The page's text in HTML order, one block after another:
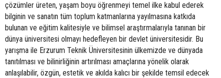
çözümler üreten, yaşam boyu öğrenmeyi temel ilke kabul ederek
bilginin ve sanatın tüm toplum katmanlarına yayılmasına katkıda
bulunan ve eğitim kalitesiyle ve bilimsel araştırmalarıyla tanınan bir
dünya üniversitesi olmayı hedefleyen bir devlet üniversitesidir. Bu
yarışma ile Erzurum Teknik Üniversitesinin ülkemizde ve dünyada
tanıtılması ve bilinirliğinin artırılması amaçlarına yönelik olarak
anlaşılabilir, özgün, estetik ve akılda kalıcı bir şekilde temsil edecek